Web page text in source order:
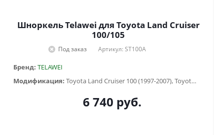
Шноркель Telawei для Toyota Land Cruiser
100/105
Под заказ Артикул: ST100A
Бренд: TELAWEI
Модификация:
Toyota Land Cruiser 100 (1997-2007), Toyota Land Cruiser 105 (1998-2006)
6 740 руб.